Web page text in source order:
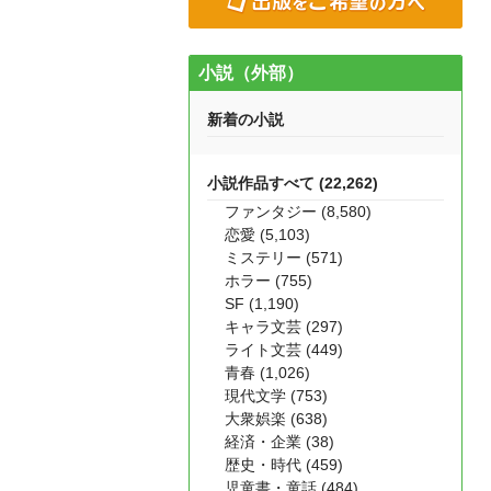
小説（外部）
新着の小説
小説作品すべて (22,262)
ファンタジー (8,580)
恋愛 (5,103)
ミステリー (571)
ホラー (755)
SF (1,190)
キャラ文芸 (297)
ライト文芸 (449)
青春 (1,026)
現代文学 (753)
大衆娯楽 (638)
経済・企業 (38)
歴史・時代 (459)